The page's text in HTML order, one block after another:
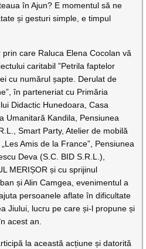
în Ajun? E momentul să ne
și gesturi simple, e timpul
care Raluca Elena Cocolan vă
caritabil ”Petrila faptelor
cu numărul șapte. Derulat de
în parteneriat cu Primăria
Didactic Hunedoara, Casa
Umanitară Kandila, Pensiunea
Smart Party, Atelier de mobilă
Amis de la France”, Pensiunea
Deva (S.C. BID S.R.L.),
MERIȘOR și cu sprijinul
și Alin Camgea, evenimentul a
persoanele aflate în dificultate
Jiului, lucru pe care și-l propune și
acest an.
la această acțiune și datorită